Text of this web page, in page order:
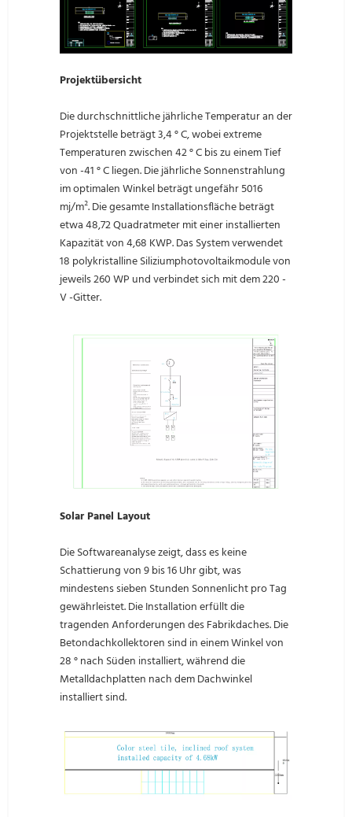
Projektübersicht
Die durchschnittliche jährliche Temperatur an der
Projektstelle beträgt 3,4 ° C, wobei extreme
Temperaturen zwischen 42 ° C bis zu einem Tief
von -41 ° C liegen. Die jährliche Sonnenstrahlung
im optimalen Winkel beträgt ungefähr 5016
mj/m². Die gesamte Installationsfläche beträgt
etwa 48,72 Quadratmeter mit einer installierten
Kapazität von 4,68 KWP. Das System verwendet
18 polykristalline Siliziumphotovoltaikmodule von
jeweils 260 WP und verbindet sich mit dem 220 -
V -Gitter.
Solar Panel Layout
Die Softwareanalyse zeigt, dass es keine
Schattierung von 9 bis 16 Uhr gibt, was
mindestens sieben Stunden Sonnenlicht pro Tag
gewährleistet. Die Installation erfüllt die
tragenden Anforderungen des Fabrikdaches. Die
Betondachkollektoren sind in einem Winkel von
28 ° nach Süden installiert, während die
Metalldachplatten nach dem Dachwinkel
installiert sind.